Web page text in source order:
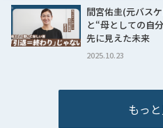
間宮佑圭(元バス
と“母としての自
先に見えた未来
2025.10.23
もっ